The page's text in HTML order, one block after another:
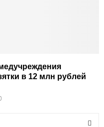
в 12 млн рублей